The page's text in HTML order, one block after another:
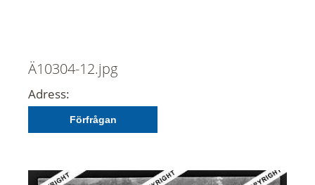
Ä10304-12.jpg
Adress:
Förfrågan